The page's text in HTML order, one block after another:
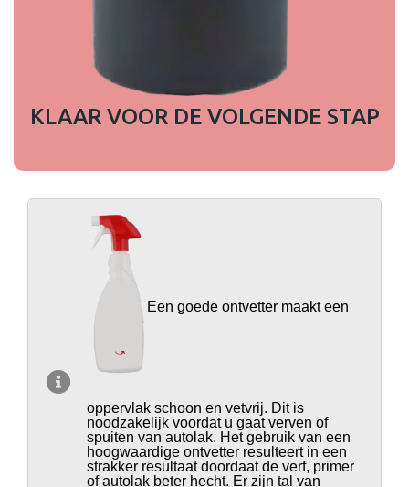
KLAAR VOOR DE VOLGENDE STAP
Een goede ontvetter maakt een
oppervlak schoon en vetvrij. Dit is
noodzakelijk voordat u gaat verven of
spuiten van autolak. Het gebruik van een
hoogwaardige ontvetter resulteert in een
strakker resultaat doordaat de verf, primer
of autolak beter hecht. Er zijn tal van